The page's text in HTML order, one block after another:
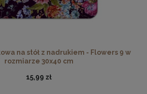
DO KOSZYKA
na stół z nadrukiem - Flowers 9 w
rozmiarze 30x40 cm
15,99 zł